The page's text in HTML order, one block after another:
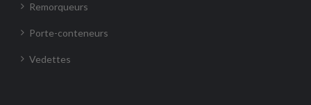
Remorqueurs
Porte-conteneurs
Vedettes